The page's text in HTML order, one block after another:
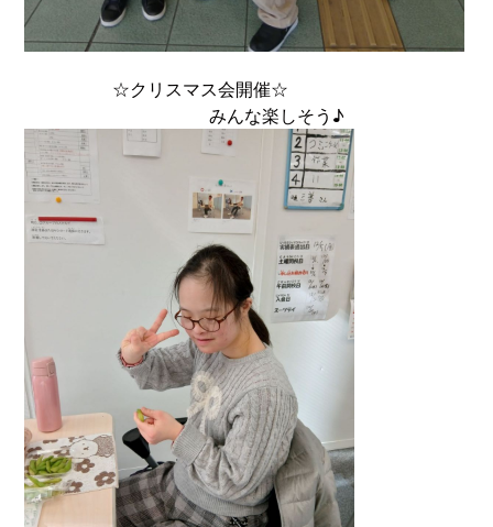
☆クリスマス会開催☆
みんな楽しそう♪